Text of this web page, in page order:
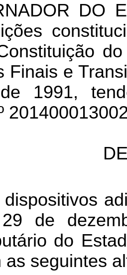
DO
Finais e
de 1991,
dispositivos
de
do
as seguintes